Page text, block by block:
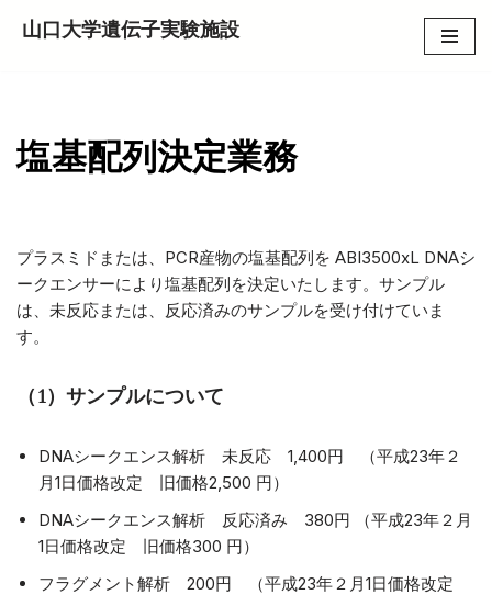
ン
ツ
ッ
山口大学遺伝子実験施設
塩基配列決定業務
プラスミドまたは、PCR産物の塩基配列を ABI3500xL DNAシ
ークエンサーにより塩基配列を決定いたします。サンプル
は、未反応または、反応済みのサンプルを受け付けていま
す。
（1）サンプルについて
DNAシークエンス解析 未反応 1,400円 （平成23年２
月1日価格改定 旧価格2,500 円）
DNAシークエンス解析 反応済み 380円 （平成23年２月
1日価格改定 旧価格300 円）
フラグメント解析 200円 （平成23年２月1日価格改定